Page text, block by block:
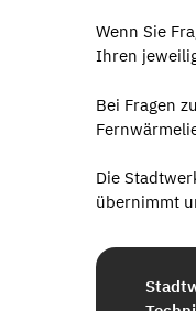
Wenn Sie
Ihren
Bei Fragen
Die
übernimmt